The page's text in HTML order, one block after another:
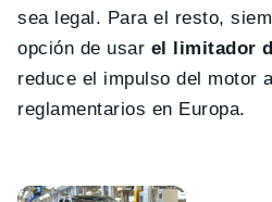
sea legal. Para el resto,
opción de usar el limitador
reduce el impulso del motor
reglamentarios en Europa.